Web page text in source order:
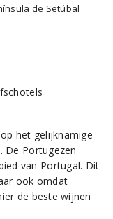
de Setúbal
het gelijknamige
De Portugezen
van Portugal. Dit
ook omdat
de beste wijnen